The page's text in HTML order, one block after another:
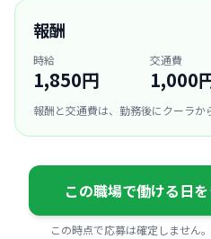
報酬
時給
1,850円
交通費
1,000
報酬と交通費は、勤務後にクーラか
この職場で働ける日を
この時点で応募は確定しません